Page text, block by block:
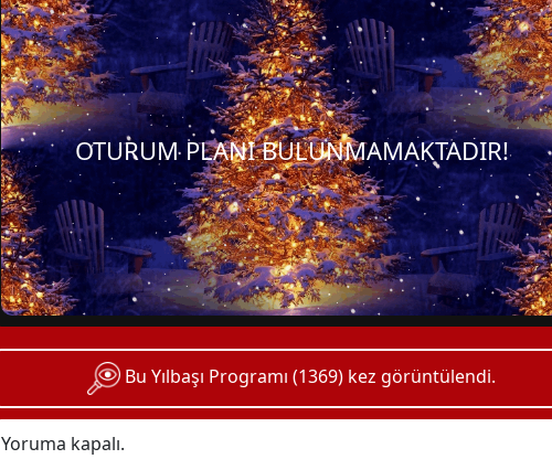
OTURUM PLANI BULUNMAMAKTADIR!
Bu Yılbaşı Programı (1369) kez görüntülendi.
Yoruma kapalı.